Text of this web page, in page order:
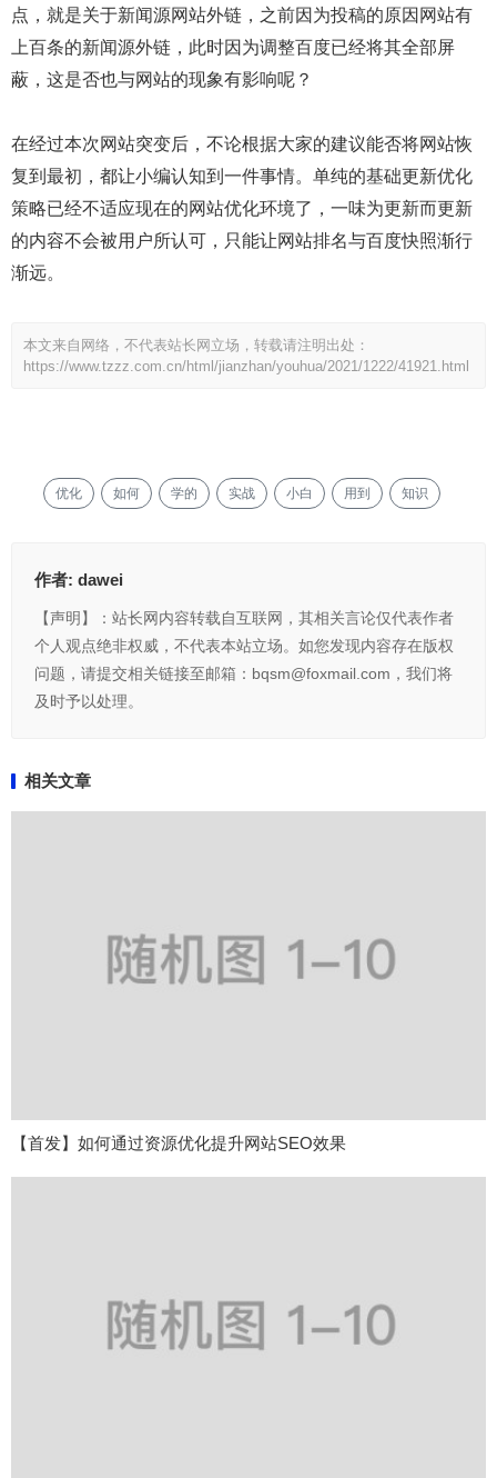
点，就是关于新闻源网站外链，之前因为投稿的原因网站有
上百条的新闻源外链，此时因为调整百度已经将其全部屏
蔽，这是否也与网站的现象有影响呢？
在经过本次网站突变后，不论根据大家的建议能否将网站恢
复到最初，都让小编认知到一件事情。单纯的基础更新优化
策略已经不适应现在的网站优化环境了，一味为更新而更新
的内容不会被用户所认可，只能让网站排名与百度快照渐行
渐远。
本文来自网络，不代表站长网立场，转载请注明出处：
https://www.tzzz.com.cn/html/jianzhan/youhua/2021/1222/41921.html
优化 如何 学的 实战 小白 用到 知识
作者: dawei
【声明】：站长网内容转载自互联网，其相关言论仅代表作者
个人观点绝非权威，不代表本站立场。如您发现内容存在版权
问题，请提交相关链接至邮箱：bqsm@foxmail.com，我们将
及时予以处理。
相关文章
【首发】如何通过资源优化提升网站SEO效果